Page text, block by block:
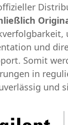
und
Somit
in
und